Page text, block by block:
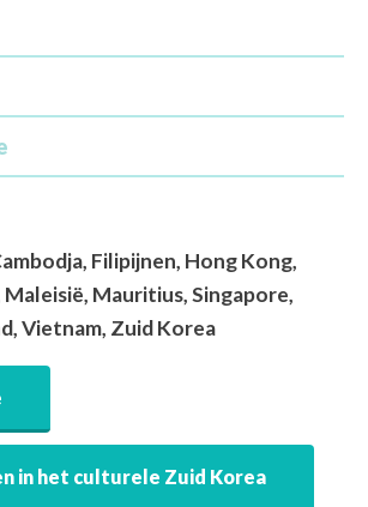
Filipijnen, Hong Kong,
Maleisië, Mauritius, Singapore,
Vietnam, Zuid Korea
in het culturele Zuid Korea